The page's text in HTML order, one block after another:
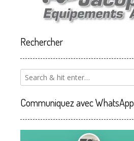
Rechercher
Communiquez avec WhatsApp